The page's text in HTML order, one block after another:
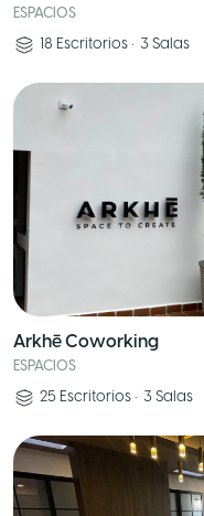
ESPACIOS
18 Escritorios • 3 Salas
Arkhē Coworking
ESPACIOS
25 Escritorios • 3 Salas